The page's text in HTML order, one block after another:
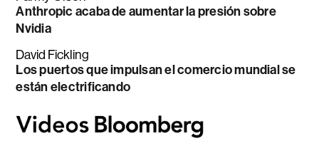
Anthropic acaba de aumentar la presión sobre
Nvidia
David Fickling
Los puertos que impulsan el comercio mundial se
están electrificando